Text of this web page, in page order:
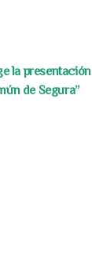
la presentación
de Segura”